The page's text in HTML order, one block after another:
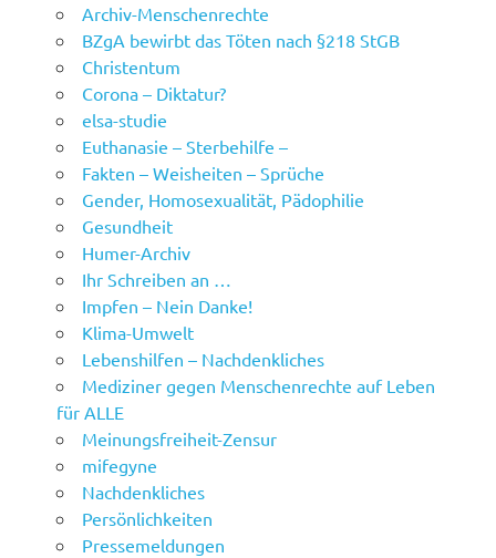
Archiv-Menschenrechte
BZgA bewirbt das Töten nach §218 StGB
Christentum
Corona – Diktatur?
elsa-studie
Euthanasie – Sterbehilfe –
Fakten – Weisheiten – Sprüche
Gender, Homosexualität, Pädophilie
Gesundheit
Humer-Archiv
Ihr Schreiben an …
Impfen – Nein Danke!
Klima-Umwelt
Lebenshilfen – Nachdenkliches
Mediziner gegen Menschenrechte auf Leben
für ALLE
Meinungsfreiheit-Zensur
mifegyne
Nachdenkliches
Persönlichkeiten
Pressemeldungen